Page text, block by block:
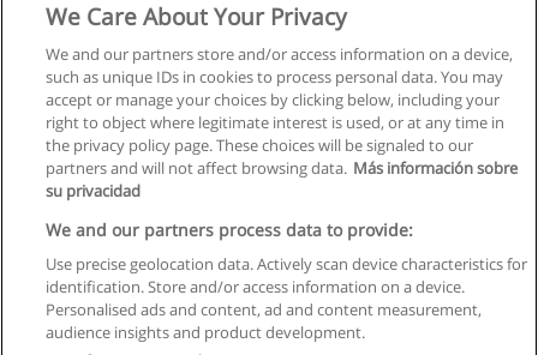
Regulamin
Polityka ochrony danych osobowych
We Care About Your Privacy
We and our partners store and/or access information on a device,
such as unique IDs in cookies to process personal data. You may
accept or manage your choices by clicking below, including your
right to object where legitimate interest is used, or at any time in
the privacy policy page. These choices will be signaled to our
partners and will not affect browsing data. Más información sobre
su privacidad
We and our partners process data to provide:
Use precise geolocation data. Actively scan device characteristics for
identification. Store and/or access information on a device.
Personalised ads and content, ad and content measurement,
audience insights and product development.